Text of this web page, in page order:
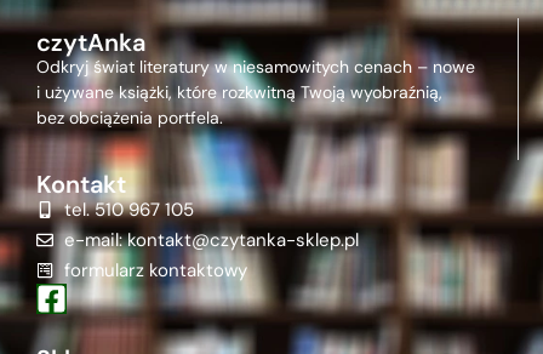
czytAnka
Odkryj świat literatury w niesamowitych cenach – nowe
i używane książki, które rozkwitną Twoją wyobraźnią,
bez obciążenia portfela.
Kontakt
tel. 510 967 105
e-mail: kontakt@czytanka-sklep.pl
formularz kontaktowy